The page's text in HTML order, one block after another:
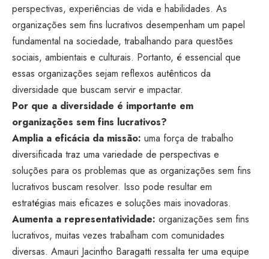
perspectivas, experiências de vida e habilidades. As
organizações sem fins lucrativos desempenham um papel
fundamental na sociedade, trabalhando para questões
sociais, ambientais e culturais. Portanto, é essencial que
essas organizações sejam reflexos autênticos da
diversidade que buscam servir e impactar.
Por que a diversidade é importante em
organizações sem fins lucrativos?
Amplia a eficácia da missão: uma força de trabalho
diversificada traz uma variedade de perspectivas e
soluções para os problemas que as organizações sem fins
lucrativos buscam resolver. Isso pode resultar em
estratégias mais eficazes e soluções mais inovadoras.
Aumenta a representatividade: organizações sem fins
lucrativos, muitas vezes trabalham com comunidades
diversas. Amauri Jacintho Baragatti ressalta ter uma equipe